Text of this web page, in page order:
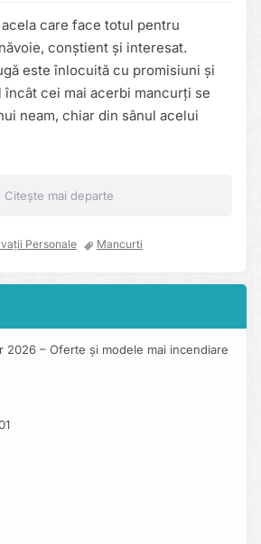
care face totul pentru
conștient și interesat.
este înlocuită cu promisiuni și
cei mai acerbi mancurți se
neam, chiar din sânul acelui
Citește mai departe
Personale Mancurti
2026 – Oferte și modele mai incendiare